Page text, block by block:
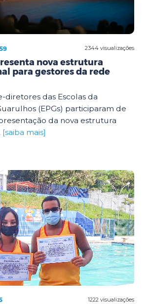
2344 visualizações
nova estrutura
para gestores da rede
diretores das Escolas da
(EPGs) participaram de
da nova estrutura
[saiba mais]
1222 visualizações